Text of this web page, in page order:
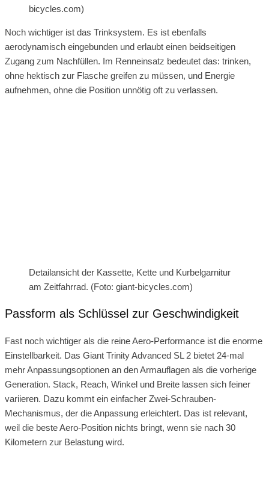
bicycles.com)
Noch wichtiger ist das Trinksystem. Es ist ebenfalls
aerodynamisch eingebunden und erlaubt einen beidseitigen
Zugang zum Nachfüllen. Im Renneinsatz bedeutet das: trinken,
ohne hektisch zur Flasche greifen zu müssen, und Energie
aufnehmen, ohne die Position unnötig oft zu verlassen.
Detailansicht der Kassette, Kette und Kurbelgarnitur
am Zeitfahrrad. (Foto: giant-bicycles.com)
Passform als Schlüssel zur Geschwindigkeit
Fast noch wichtiger als die reine Aero-Performance ist die enorme
Einstellbarkeit. Das Giant Trinity Advanced SL 2 bietet 24-mal
mehr Anpassungsoptionen an den Armauflagen als die vorherige
Generation. Stack, Reach, Winkel und Breite lassen sich feiner
variieren. Dazu kommt ein einfacher Zwei-Schrauben-
Mechanismus, der die Anpassung erleichtert. Das ist relevant,
weil die beste Aero-Position nichts bringt, wenn sie nach 30
Kilometern zur Belastung wird.